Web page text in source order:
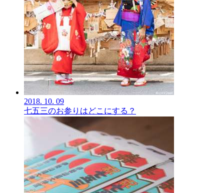
2018. 10. 09
七五三のお参りはどこにする？